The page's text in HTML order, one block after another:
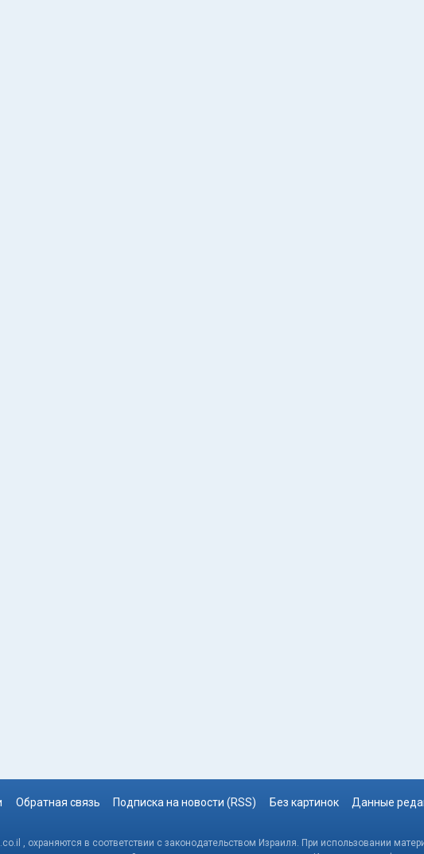
Обратная связь Подписка на новости (RSS) Без картинок Данные
, охраняются в соответствии с законодательством Израиля. При использовании